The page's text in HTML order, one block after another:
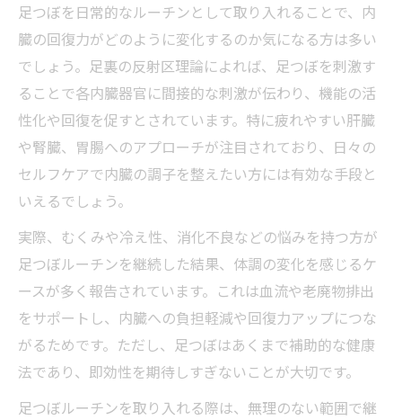
足つぼを日常的なルーチンとして取り入れることで、内
臓の回復力がどのように変化するのか気になる方は多い
でしょう。足裏の反射区理論によれば、足つぼを刺激す
ることで各内臓器官に間接的な刺激が伝わり、機能の活
性化や回復を促すとされています。特に疲れやすい肝臓
や腎臓、胃腸へのアプローチが注目されており、日々の
セルフケアで内臓の調子を整えたい方には有効な手段と
いえるでしょう。
実際、むくみや冷え性、消化不良などの悩みを持つ方が
足つぼルーチンを継続した結果、体調の変化を感じるケ
ースが多く報告されています。これは血流や老廃物排出
をサポートし、内臓への負担軽減や回復力アップにつな
がるためです。ただし、足つぼはあくまで補助的な健康
法であり、即効性を期待しすぎないことが大切です。
足つぼルーチンを取り入れる際は、無理のない範囲で継